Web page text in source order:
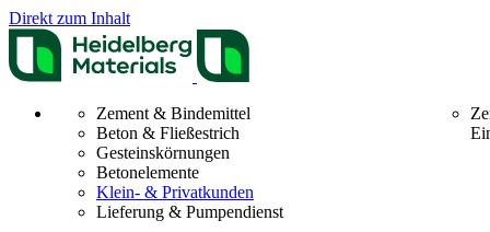
Direkt zum Inhalt
Zement & Bindemittel
Beton & Fließestrich
Gesteinskörnungen
Betonelemente
Klein- & Privatkunden
Lieferung & Pumpendienst